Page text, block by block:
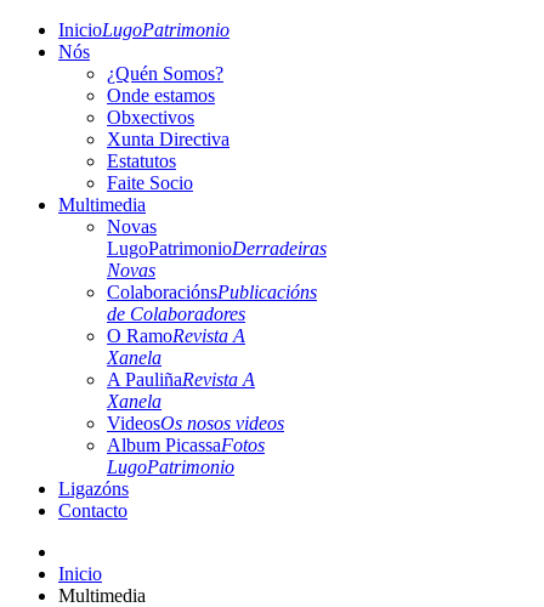
InicioLugoPatrimonio
Nós
¿Quén Somos?
Onde estamos
Obxectivos
Xunta Directiva
Estatutos
Faite Socio
Multimedia
Novas
LugoPatrimonioDerradeiras
Novas
ColaboraciónsPublicacións
de Colaboradores
O RamoRevista A
Xanela
A PauliñaRevista A
Xanela
VideosOs nosos videos
Album PicassaFotos
LugoPatrimonio
Ligazóns
Contacto
Inicio
Multimedia